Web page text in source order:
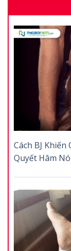
Cách BJ
Quyết Hâm